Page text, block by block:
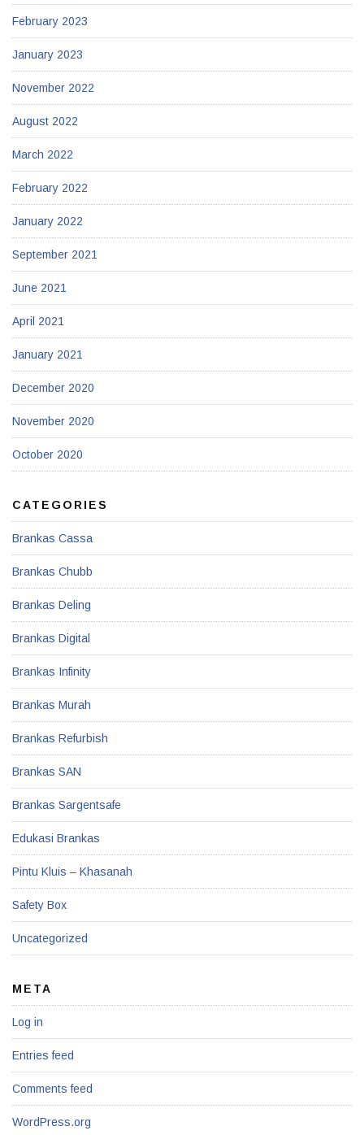
February 2023
January 2023
November 2022
August 2022
March 2022
February 2022
January 2022
September 2021
June 2021
April 2021
January 2021
December 2020
November 2020
October 2020
CATEGORIES
Brankas Cassa
Brankas Chubb
Brankas Deling
Brankas Digital
Brankas Infinity
Brankas Murah
Brankas Refurbish
Brankas SAN
Brankas Sargentsafe
Edukasi Brankas
Pintu Kluis – Khasanah
Safety Box
Uncategorized
META
Log in
Entries feed
Comments feed
WordPress.org